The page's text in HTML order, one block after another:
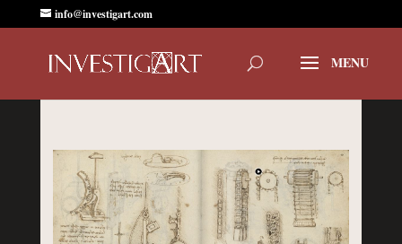
info@investigart.com